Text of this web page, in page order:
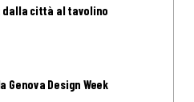
dalla città al tavolino
Genova Design Week